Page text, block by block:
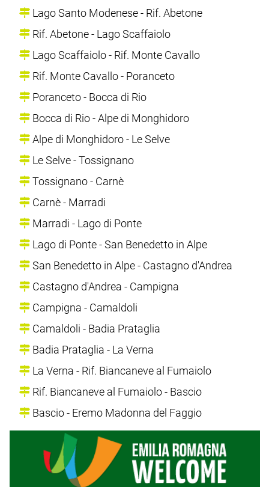
Lago Santo Modenese - Rif. Abetone
Rif. Abetone - Lago Scaffaiolo
Lago Scaffaiolo - Rif. Monte Cavallo
Rif. Monte Cavallo - Poranceto
Poranceto - Bocca di Rio
Bocca di Rio - Alpe di Monghidoro
Alpe di Monghidoro - Le Selve
Le Selve - Tossignano
Tossignano - Carnè
Carnè - Marradi
Marradi - Lago di Ponte
Lago di Ponte - San Benedetto in Alpe
San Benedetto in Alpe - Castagno d'Andrea
Castagno d'Andrea - Campigna
Campigna - Camaldoli
Camaldoli - Badia Prataglia
Badia Prataglia - La Verna
La Verna - Rif. Biancaneve al Fumaiolo
Rif. Biancaneve al Fumaiolo - Bascio
Bascio - Eremo Madonna del Faggio